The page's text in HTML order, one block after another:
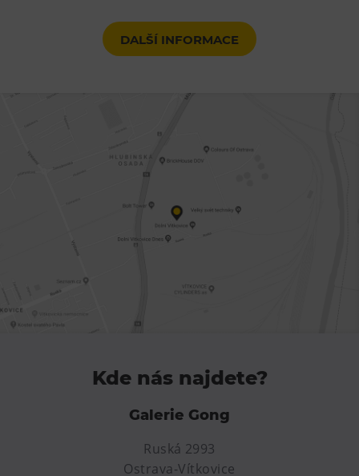
DALŠÍ INFORMACE
Kde nás najdete?
Galerie Gong
Ruská 2993
Ostrava-Vítkovice